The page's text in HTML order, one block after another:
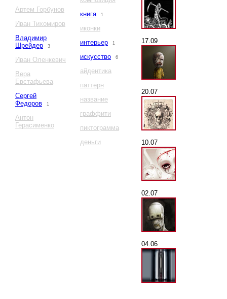
Артем Горбунов
Иван Тихомиров
Владимир
Шрейдер
3
Иван Оленкевич
Вера
Евстафьева
Сергей
Федоров
1
Антон
Герасименко
книга
1
иконки
интерьер
1
искусство 6
айдентика
паттерн
название
граффити
пиктограмма
деньги
17.09
20.07
10.07
02.07
04.06